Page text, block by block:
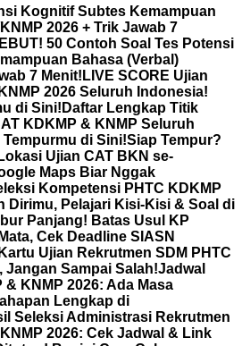
Kognitif Subtes Kemampuan
2026 + Trik Jawab 7
50 Contoh Soal Tes Potensi
Bahasa (Verbal)
7 Menit! LIVE SCORE Ujian
2026 Seluruh Indonesia!
di Sini! Daftar Lengkap Titik
KDKMP & KNMP Seluruh
di Sini!Siap Tempur?
Ujian CAT BKN se-
Maps Biar Nggak
Kompetensi PHTC KDKMP
Dirimu, Pelajari Kisi-Kisi & Soal di
Panjang! Batas Usul KP
Cek Deadline SIASN
Ujian Rekrutmen SDM PHTC
Jangan Sampai Salah!Jadwal
KNMP 2026: Ada Masa
Lengkap di
Seleksi Administrasi Rekrutmen
2026: Cek Jadwal & Link